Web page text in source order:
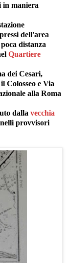
in maniera
dell'area
distanza
Quartiere
dei Cesari,
Colosseo e Via
alla Roma
dalla vecchia
provvisori